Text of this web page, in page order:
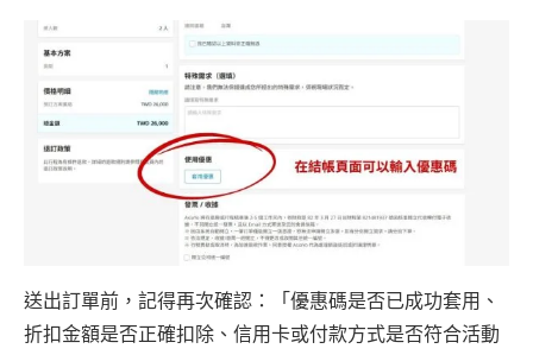
送出訂單前，記得再次確認：「優惠碼是否已成功套用、
折扣金額是否正確扣除、信用卡或付款方式是否符合活動